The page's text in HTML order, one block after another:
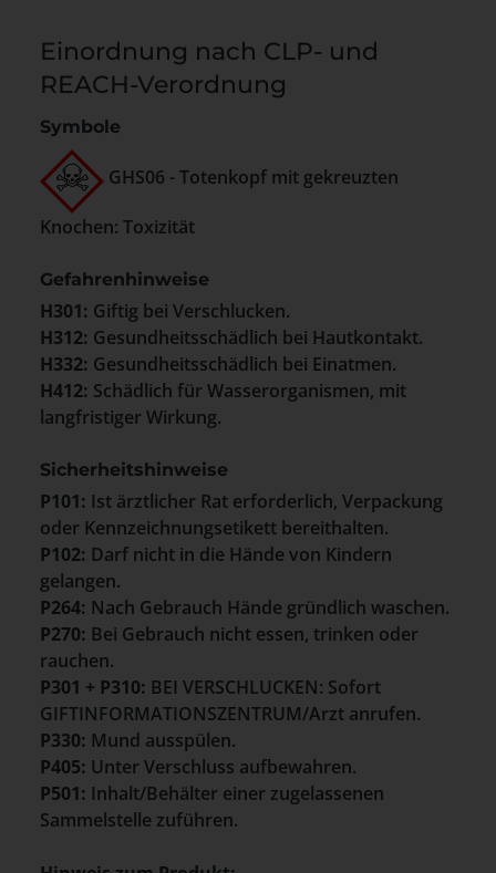
Einordnung nach CLP- und
REACH-Verordnung
Symbole
GHS06 - Totenkopf mit gekreuzten
Knochen: Toxizität
Gefahrenhinweise
H301: Giftig bei Verschlucken.
H312: Gesundheitsschädlich bei Hautkontakt.
H332: Gesundheitsschädlich bei Einatmen.
H412: Schädlich für Wasserorganismen, mit
langfristiger Wirkung.
Sicherheitshinweise
P101: Ist ärztlicher Rat erforderlich, Verpackung
oder Kennzeichnungsetikett bereithalten.
P102: Darf nicht in die Hände von Kindern
gelangen.
P264: Nach Gebrauch Hände gründlich waschen.
P270: Bei Gebrauch nicht essen, trinken oder
rauchen.
P301 + P310: BEI VERSCHLUCKEN: Sofort
GIFTINFORMATIONSZENTRUM/Arzt anrufen.
P330: Mund ausspülen.
P405: Unter Verschluss aufbewahren.
P501: Inhalt/Behälter einer zugelassenen
Sammelstelle zuführen.